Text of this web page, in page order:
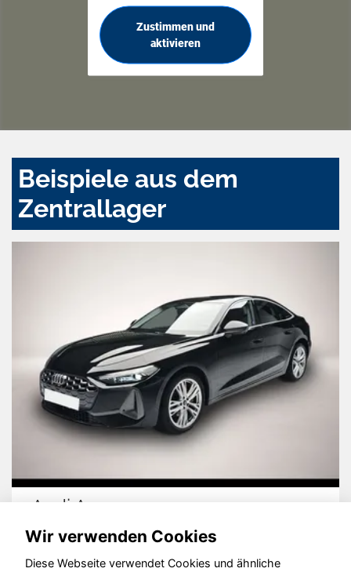
Zustimmen und
aktivieren
Beispiele aus dem
Zentrallager
Audi A5
Wir verwenden Cookies
Diese Webseite verwendet Cookies und ähnliche